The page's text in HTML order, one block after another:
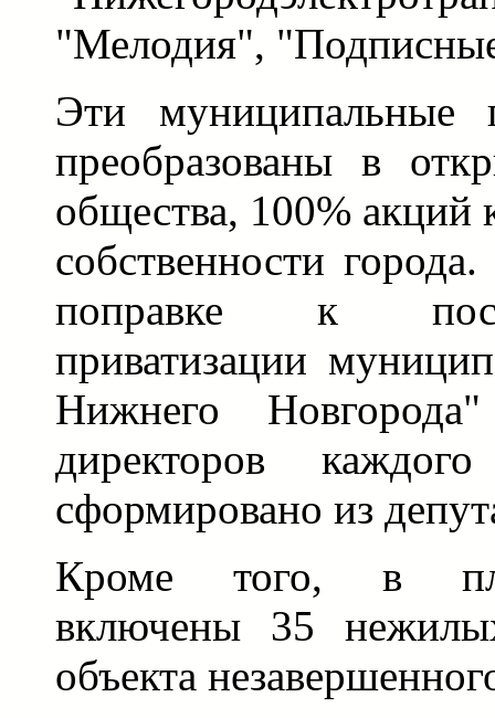
"Мелодия",
Эти муниципальные
преобразованы в
общества, 100% акций
собственности
поправке к
приватизации
Нижнего
директоров
сформировано из
Кроме того, в
включены 35
объекта